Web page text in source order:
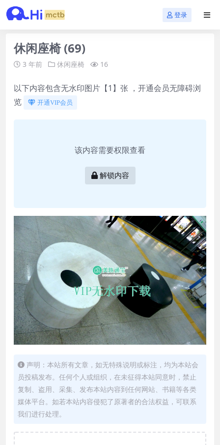
登录
休闲座椅 (69)
3 年前 休闲座椅 16
以下内容包含无水印图片【1】张 ，开通会员无障碍浏
览
开通VIP会员
该内容需要权限查看
解锁内容
声明：本站所有文章，如无特殊说明或标注，均为本站会
员投稿发布。任何个人或组织，在未征得本站同意时，禁止
复制、盗用、采集、发布本站内容到任何网站、书籍等各类
媒体平台。如若本站内容侵犯了原著者的合法权益，可联系
我们进行处理。